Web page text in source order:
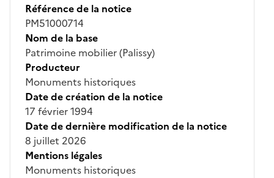
Référence de la notice
PM51000714
Nom de la base
Patrimoine mobilier (Palissy)
Producteur
Monuments historiques
Date de création de la notice
17 février 1994
Date de dernière modification de la notice
8 juillet 2026
Mentions légales
Monuments historiques